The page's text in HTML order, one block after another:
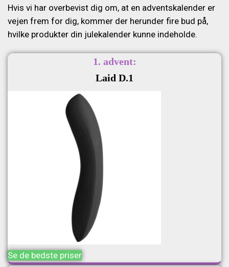
Hvis vi har overbevist dig om, at en adventskalender er
vejen frem for dig, kommer der herunder fire bud på,
hvilke produkter din julekalender kunne indeholde.
1. advent:
Laid D.1
Se de bedste priser